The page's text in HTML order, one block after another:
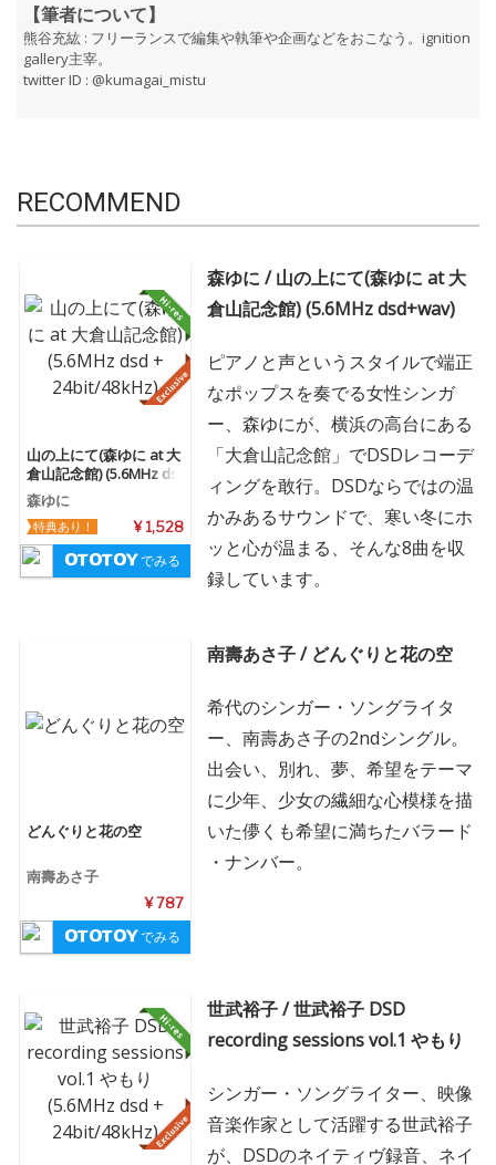
【筆者について】
熊谷充紘 : フリーランスで編集や執筆や企画などをおこなう。ignition
gallery主宰。
twitter ID : @kumagai_mistu
RECOMMEND
山の上にて(森ゆに at 大
倉山記念館) (5.6MHz ds
d + 24bit/48kHz)
森ゆに
¥ 1,528
特典あり！
でみる
森ゆに / 山の上にて(森ゆに at 大
倉山記念館) (5.6MHz dsd+wav)
ピアノと声というスタイルで端正
なポップスを奏でる女性シンガ
ー、森ゆにが、横浜の高台にある
「大倉山記念館」でDSDレコーデ
ィングを敢行。DSDならではの温
かみあるサウンドで、寒い冬にホ
ッと心が温まる、そんな8曲を収
録しています。
どんぐりと花の空
南壽あさ子
¥ 787
でみる
南壽あさ子 / どんぐりと花の空
希代のシンガー・ソングライタ
ー、南壽あさ子の2ndシングル。
出会い、別れ、夢、希望をテーマ
に少年、少女の繊細な心模様を描
いた儚くも希望に満ちたバラード
・ナンバー。
世武裕子 / 世武裕子 DSD
recording sessions vol.1 やもり
シンガー・ソングライター、映像
音楽作家として活躍する世武裕子
が、DSDのネイティヴ録音、ネイ